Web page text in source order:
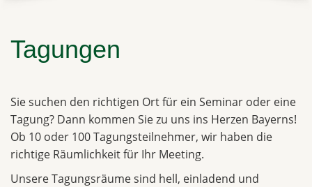
Tagungen
Sie suchen den richtigen Ort für ein Seminar oder eine
Tagung? Dann kommen Sie zu uns ins Herzen Bayerns!
Ob 10 oder 100 Tagungsteilnehmer, wir haben die
richtige Räumlichkeit für Ihr Meeting.
Unsere Tagungsräume sind hell, einladend und